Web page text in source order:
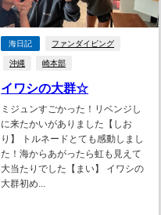
海日記 ファンダイビング
沖縄 崎本部
イワシの大群☆
ミジュンすごかった！リベンジし
に来たかいがありました【しお
り】 トルネードとても感動しまし
た！海からあがったら虹も見えて
大当たりでした【まい】 イワシの
大群初め...